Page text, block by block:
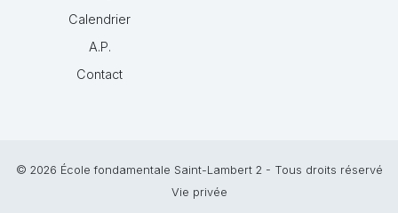
Calendrier
A.P.
Contact
© 2026 École fondamentale Saint-Lambert 2 - Tous droits réservé
Vie privée